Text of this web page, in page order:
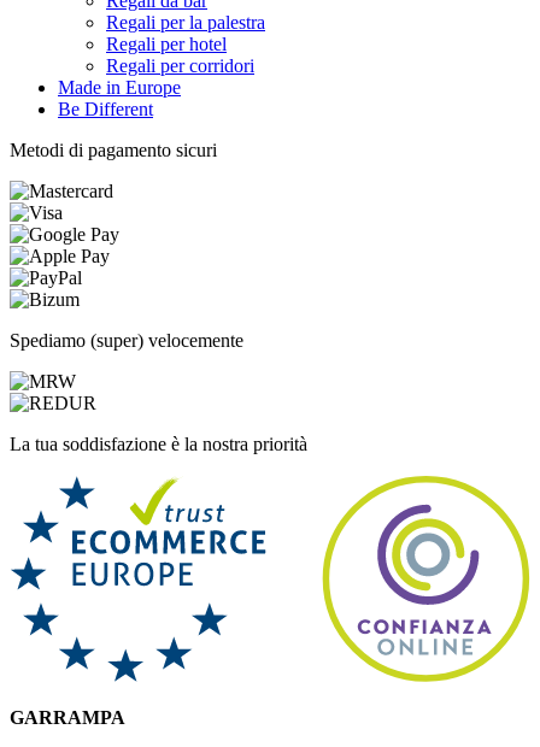
Regali per la palestra
Regali per hotel
Regali per corridori
Made in Europe
Be Different
Metodi di pagamento sicuri
Spediamo (super) velocemente
La tua soddisfazione è la nostra priorità
GARRAMPA